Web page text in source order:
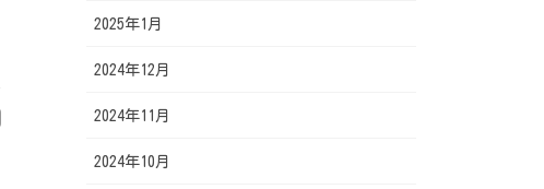
2025年1月
2024年12月
2024年11月
2024年10月